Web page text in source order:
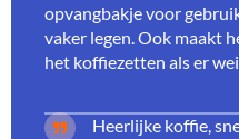
opvangbakje voor
vaker legen. Ook maakt
het koffiezetten als er
Heerlijke koffie,